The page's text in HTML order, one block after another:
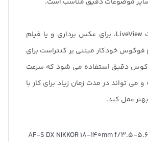
هنگام کار در حالت LiveView، برای عکس برداری و یا فیلم
خودکار مبتنی بر کنتراست برای
دقیق استفاده می شود که سرعت
می تواند در مدت زمان زیاد برای کار با
عمل کند.